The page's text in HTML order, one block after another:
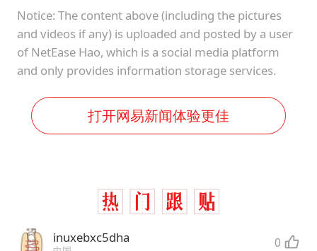
Notice: The content above (including the pictures
and videos if any) is uploaded and posted by a user
of NetEase Hao, which is a social media platform
and only provides information storage services.
打开网易新闻体验更佳
inuxebxc5dha 0